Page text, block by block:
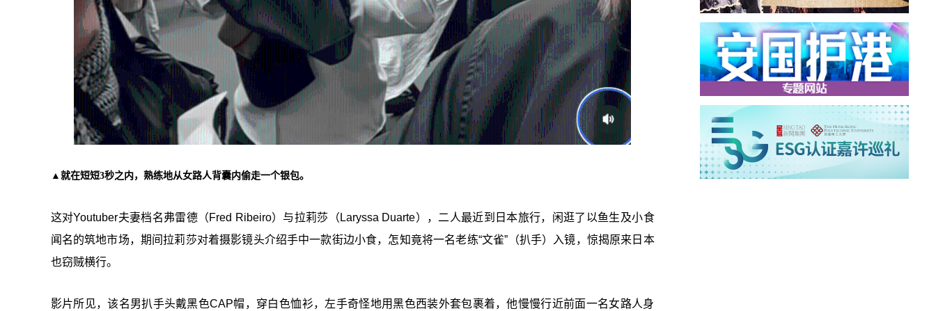
▲就在短短3秒之内，熟练地从女路人背囊内偷走一个银包。
这对Youtuber夫妻档名弗雷德（Fred Ribeiro）与拉莉莎（Laryssa Duarte），二人最近到日本旅行，闲逛了以鱼生及小食
闻名的筑地市场，期间拉莉莎对着摄影镜头介绍手中一款街边小食，怎知竟将一名老练“文雀”（扒手）入镜，惊揭原来日本
也窃贼横行。
影片所见，该名男扒手头戴黑色CAP帽，穿白色恤衫，左手奇怪地用黑色西装外套包裹着，他慢慢行近前面一名女路人身